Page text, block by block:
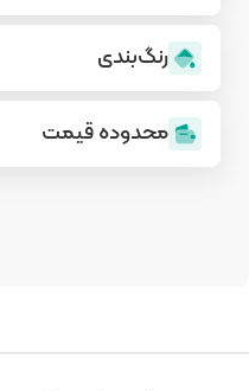
رنگ‌بندی
محدوده قیمت